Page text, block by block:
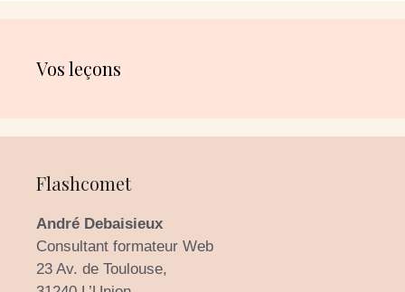
Vos leçons
Flashcomet
André Debaisieux
Consultant formateur Web
23 Av. de Toulouse,